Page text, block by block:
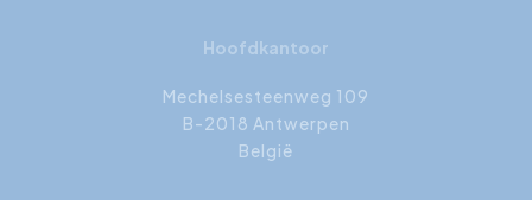
Hoofdkantoor
Mechelsesteenweg 109
B-2018 Antwerpen
België